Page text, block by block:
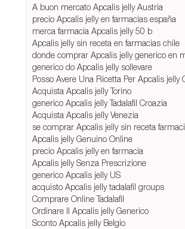
A buon mercato Apcalis jelly Austria
precio Apcalis jelly en farmacias españa
merca farmacia Apcalis jelly 50 b
Apcalis jelly sin receta en farmacias chile
donde comprar Apcalis jelly generico en
generico do Apcalis jelly sollevare
Posso Avere Una Ricetta Per Apcalis jelly
Acquista Apcalis jelly Torino
generico Apcalis jelly Tadalafil Croazia
Acquista Apcalis jelly Venezia
se comprar Apcalis jelly sin receta
Apcalis jelly Genuino Online
precio Apcalis jelly en farmacia
Apcalis jelly Senza Prescrizione
generico Apcalis jelly US
acquisto Apcalis jelly tadalafil groups
Comprare Online Tadalafil
Ordinare Il Apcalis jelly Generico
Sconto Apcalis jelly Belgio